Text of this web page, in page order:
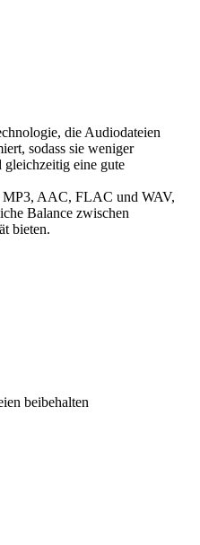
die Audiodateien
sodass sie weniger
gleichzeitig eine gute
MP3, AAC, FLAC und WAV,
Balance zwischen
bieten.
beibehalten